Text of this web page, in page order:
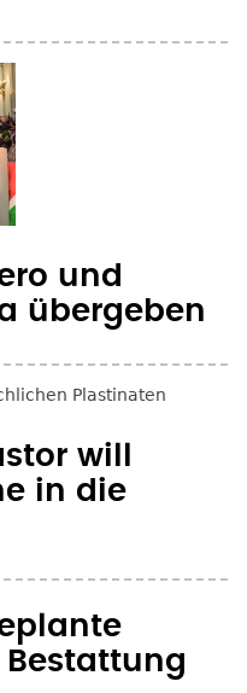
und
übergeben
will
in die
Bestattung